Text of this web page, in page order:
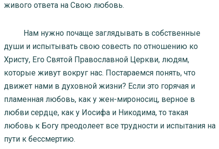
живого ответа на Свою любовь.
Нам нужно почаще заглядывать в собственные
души и испытывать свою совесть по отношению ко
Христу, Его Святой Православной Церкви, людям,
которые живут вокруг нас. Постараемся понять, что
движет нами в духовной жизни? Если это горячая и
пламенная любовь, как у жен-мироносиц, верное в
любви сердце, как у Иосифа и Никодима, то такая
любовь к Богу преодолеет все трудности и испытания на
пути к бессмертию.